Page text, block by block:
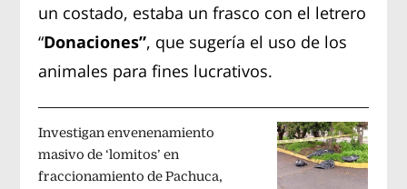
un costado, estaba un frasco con el letrero
“Donaciones”, que sugería el uso de los
animales para fines lucrativos.
Investigan envenenamiento
masivo de ‘lomitos’ en
fraccionamiento de Pachuca,